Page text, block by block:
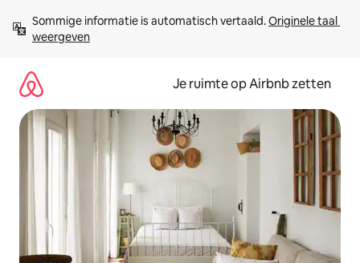
direct
naar
Sommige informatie is automatisch vertaald. Originele taal
weergeven
Je ruimte op Airbnb zetten